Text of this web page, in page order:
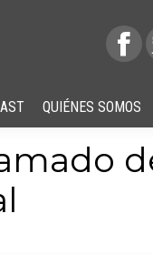
QUIÉNES SOMOS